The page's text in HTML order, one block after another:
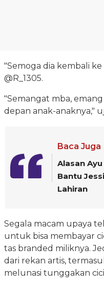
"Semoga dia kembali
@R_1305.
"Semangat mba,
depan anak-anaknya,"
Baca Juga
Alasan
Bantu
Lahiran
Segala macam upaya
untuk bisa membayar
tas branded miliknya.
dari rekan artis,
melunasi tunggakan